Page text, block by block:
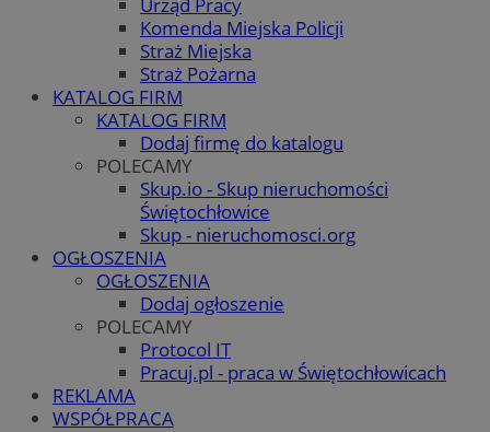
Komenda Miejska Policji
Straż Miejska
Straż Pożarna
KATALOG FIRM
KATALOG FIRM
Dodaj firmę do katalogu
POLECAMY
Skup.io - Skup nieruchomości
Świętochłowice
Skup - nieruchomosci.org
OGŁOSZENIA
OGŁOSZENIA
Dodaj ogłoszenie
POLECAMY
Protocol IT
Pracuj.pl - praca w Świętochłowicach
REKLAMA
WSPÓŁPRACA